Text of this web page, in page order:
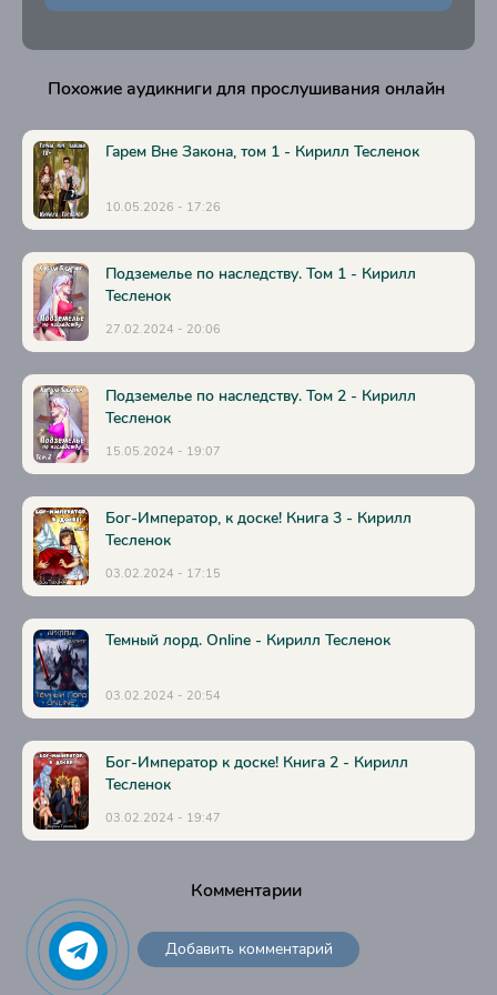
25
Похожие аудикниги для прослушивания онлайн
Гарем Вне Закона, том 1 - Кирилл Тесленок
10.05.2026 - 17:26
Подземелье по наследству. Том 1 - Кирилл
Тесленок
27.02.2024 - 20:06
Подземелье по наследству. Том 2 - Кирилл
Тесленок
15.05.2024 - 19:07
Бог-Император, к доске! Книга 3 - Кирилл
Тесленок
03.02.2024 - 17:15
Темный лорд. Online - Кирилл Тесленок
03.02.2024 - 20:54
Бог-Император к доске! Книга 2 - Кирилл
Тесленок
03.02.2024 - 19:47
Комментарии
Добавить комментарий